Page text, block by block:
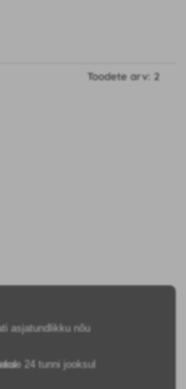
Toodete arv: 2
asjatundlikku nõu
24 tunni jooksul